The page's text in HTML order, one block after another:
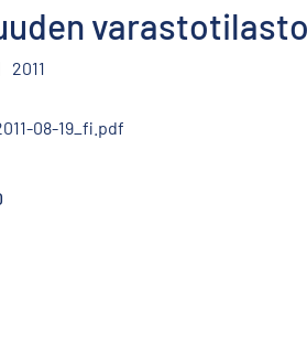
varastotilasto
2011
08-19_fi.pdf